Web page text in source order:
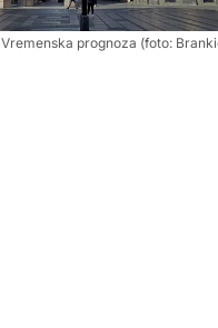
Vremenska prognoza (foto: